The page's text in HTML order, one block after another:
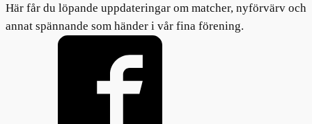
Här får du löpande uppdateringar om matcher, nyförvärv och
annat spännande som händer i vår fina förening.